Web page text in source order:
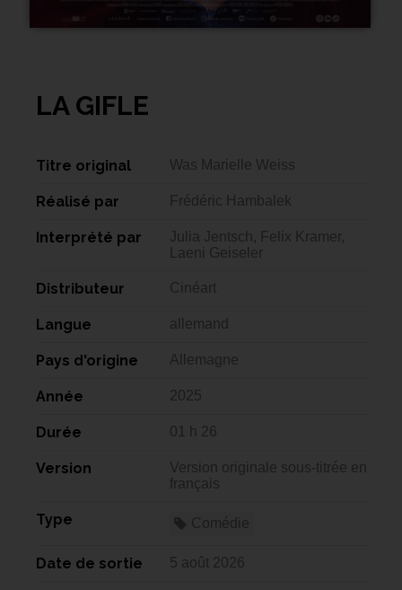
LA GIFLE
Titre original Was Marielle Weiss
Réalisé par Frédéric Hambalek
Interprété par
Julia Jentsch, Felix Kramer,
Laeni Geiseler
Distributeur Cinéart
Langue allemand
Pays d'origine Allemagne
Année 2025
Durée 01 h 26
Version
Version originale sous-titrée en
français
Type
Date de sortie 5 août 2026